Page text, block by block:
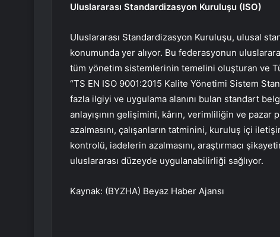
Uluslararası Standardizasyon Kuruluşu (ISO)
Uluslararası Standardizasyon Kuruluşu, ulusal
konumunda yer alıyor. Bu federasyonun
tüm yönetim sistemlerinin temelini oluşturan ve
“TS EN ISO 9001:2015 Kalite Yönetimi Sistem
fazla ilgiyi ve uygulama alanını bulan standart
anlayışının gelişimini, kârın, verimliliğin ve pazar
azalmasını, çalışanların tatminini, kuruluş içi
kontrolü, iadelerin azalmasını, araştırmacı
uluslararası düzeyde uygulanabilirliği sağlıyor.
Kaynak: (BYZHA) Beyaz Haber Ajansı